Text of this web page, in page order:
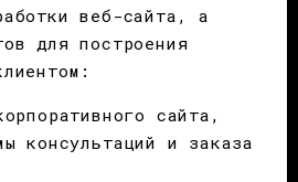
веб-сайта, а
для построения
сайта,
консультаций и заказа